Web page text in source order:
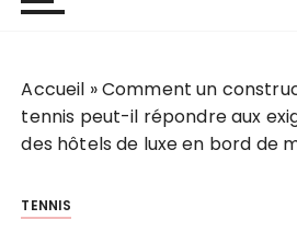
Accueil »Comment un
tennis peut-il répondre aux
des hôtels de luxe en bord de
TENNIS